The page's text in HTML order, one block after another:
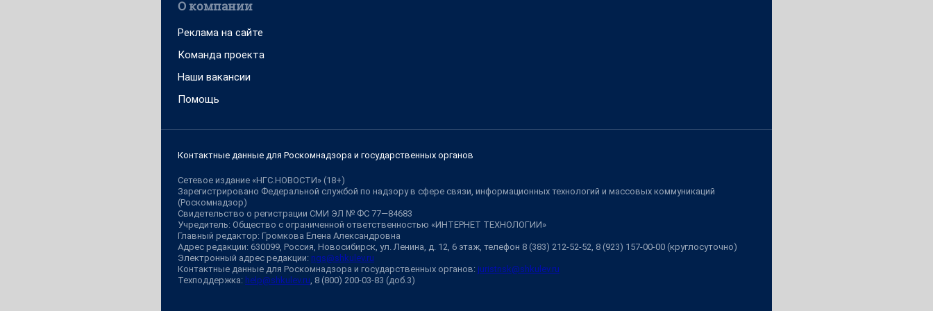
О компании
Реклама на сайте
Команда проекта
Наши вакансии
Помощь
Контактные данные для Роскомнадзора и государственных органов
Сетевое издание «НГС.НОВОСТИ» (18+)
Зарегистрировано Федеральной службой по надзору в сфере связи, информационных технологий и массовых коммуникаций
(Роскомнадзор)
Свидетельство о регистрации СМИ ЭЛ № ФС 77—84683
Учредитель: Общество с ограниченной ответственностью «ИНТЕРНЕТ ТЕХНОЛОГИИ»
Главный редактор: Громкова Елена Александровна
Адрес редакции: 630099, Россия, Новосибирск, ул. Ленина, д. 12, 6 этаж, телефон 8 (383) 212-52-52, 8 (923) 157-00-00 (круглосуточно)
Электронный адрес редакции: ngs@shkulev.ru
Контактные данные для Роскомнадзора и государственных органов: juristnsk@shkulev.ru
Техподдержка: help@shkulev.ru, 8 (800) 200-03-83 (доб.3)